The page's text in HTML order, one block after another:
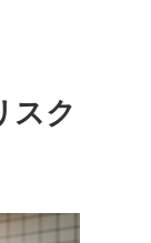
スク